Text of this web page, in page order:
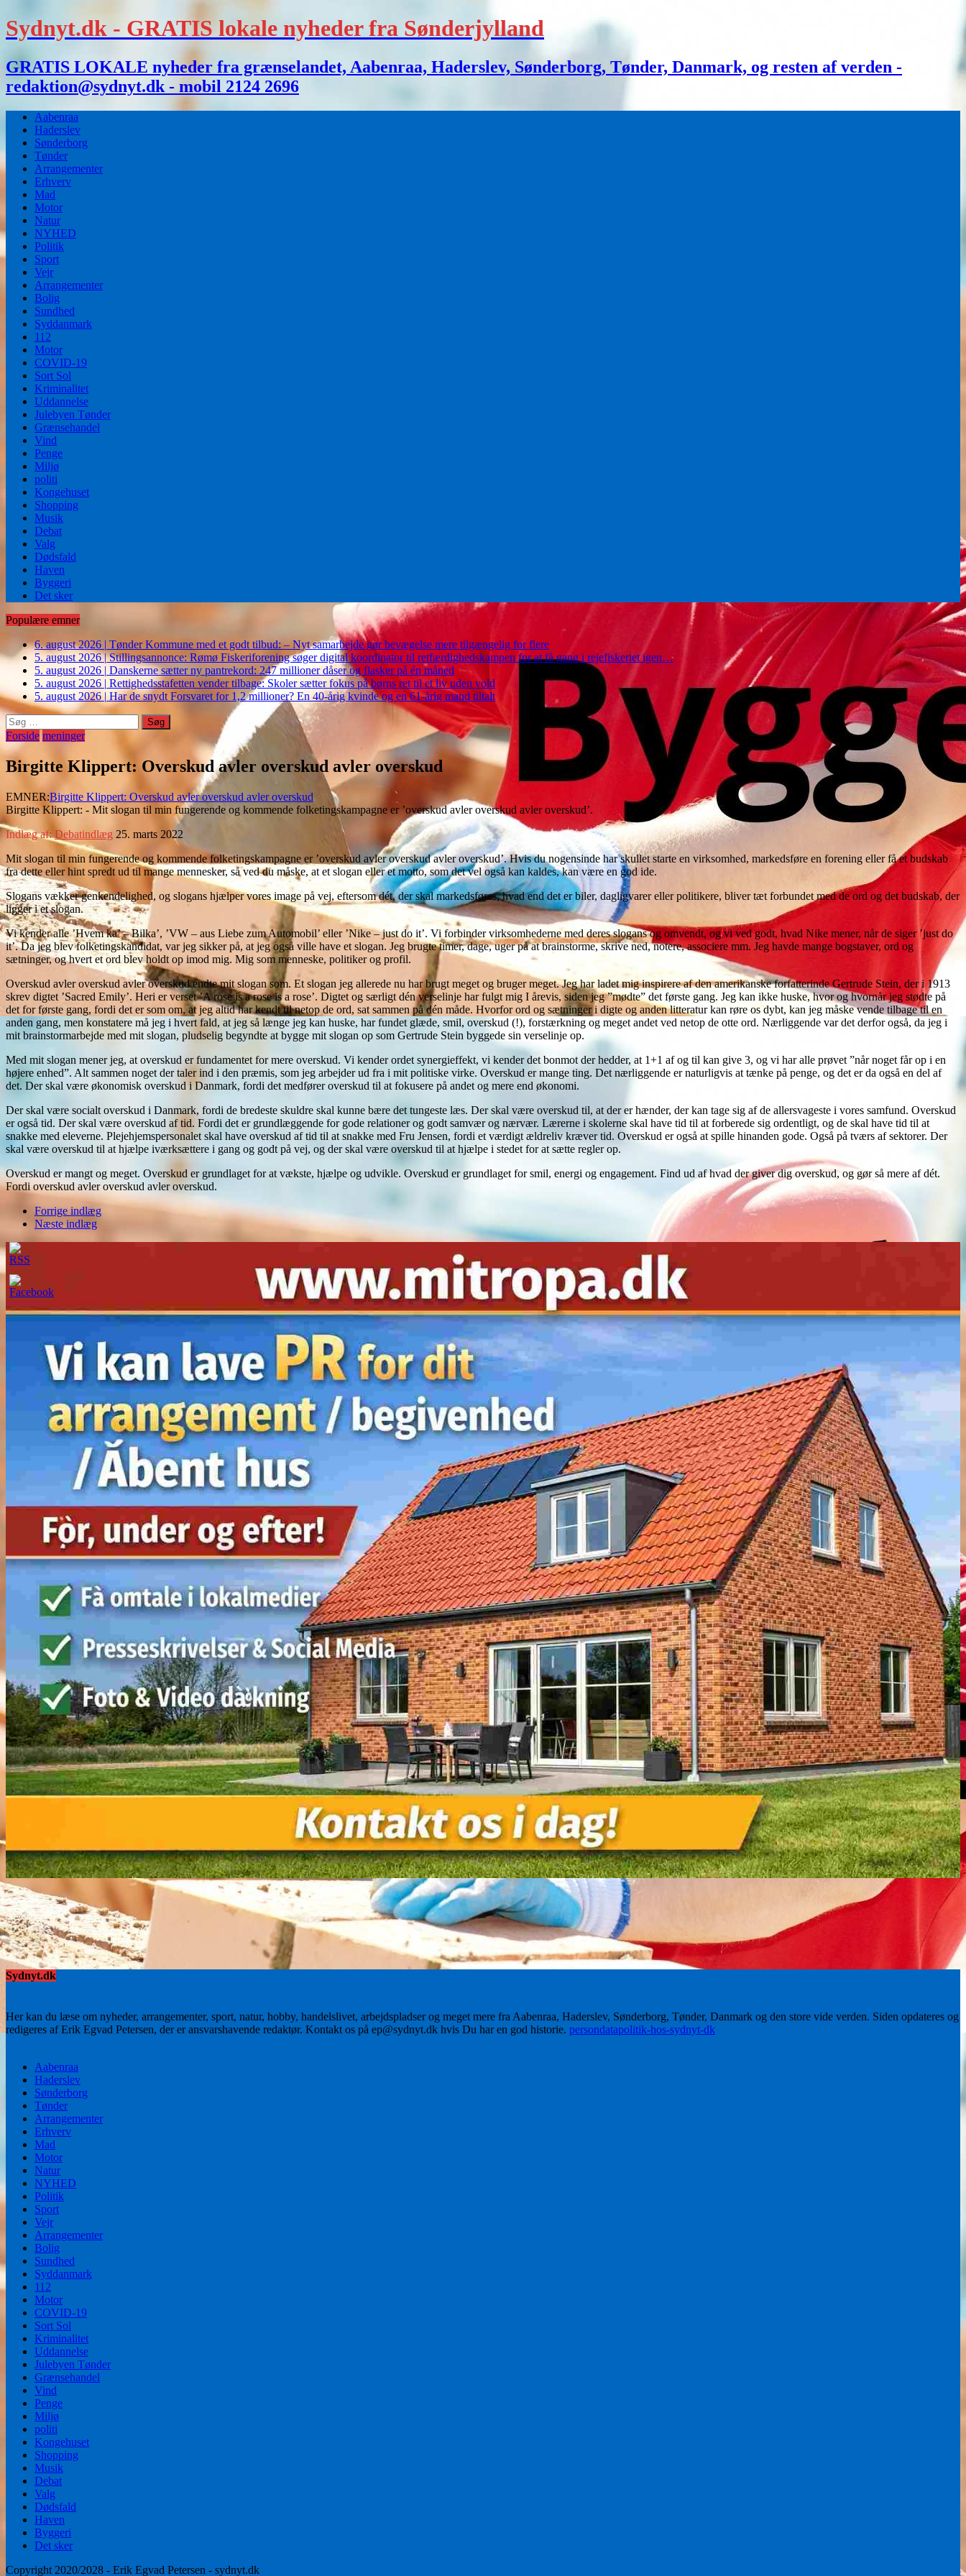
Sydnyt.dk - GRATIS lokale nyheder fra Sønderjylland
GRATIS LOKALE nyheder fra grænselandet, Aabenraa, Haderslev, Sønderborg, Tønder, Danmark, og resten af verden -
redaktion@sydnyt.dk - mobil 2124 2696
Aabenraa
Haderslev
Sønderborg
Tønder
Arrangementer
Erhverv
Mad
Motor
Natur
NYHED
Politik
Sport
Vejr
Arrangementer
Bolig
Sundhed
Syddanmark
112
Motor
COVID-19
Sort Sol
Kriminalitet
Uddannelse
Julebyen Tønder
Grænsehandel
Vind
Penge
Miljø
politi
Kongehuset
Shopping
Musik
Debat
Valg
Dødsfald
Haven
Byggeri
Det sker
Populære emner
6. august 2026 | Tønder Kommune med et godt tilbud: – Nyt samarbejde gør bevægelse mere tilgængelig for flere
5. august 2026 | Stillingsannonce: Rømø Fiskeriforening søger digital koordinator til retfærdighedskampen for at få gang i rejefiskeriet igen…
5. august 2026 | Danskerne sætter ny pantrekord: 247 millioner dåser og flasker på én måned
5. august 2026 | Rettighedsstafetten vender tilbage: Skoler sætter fokus på børns ret til et liv uden vold
5. august 2026 | Har de snydt Forsvaret for 1,2 millioner? En 40-årig kvinde og en 61-årig mand tiltalt
Søg
efter:
Forside meninger
Birgitte Klippert: Overskud avler overskud avler overskud
EMNER:Birgitte Klippert: Overskud avler overskud avler overskud
Birgitte Klippert: - Mit slogan til min fungerende og kommende folketingskampagne er ’overskud avler overskud avler overskud’.
Indlæg af:Debatindlæg 25. marts 2022
Mit slogan til min fungerende og kommende folketingskampagne er ’overskud avler overskud avler overskud’. Hvis du nogensinde har skullet starte en virksomhed, markedsføre en forening eller få et budskab
fra dette eller hint spredt ud til mange mennesker, så ved du måske, at et slogan eller et motto, som det vel også kan kaldes, kan være en god ide.
Slogans vækker genkendelighed, og slogans hjælper vores image på vej, eftersom dét, der skal markedsføres, hvad end det er biler, dagligvarer eller politikere, bliver tæt forbundet med de ord og det budskab, der
ligger i et slogan.
Vi kender alle ’Hvem ka’ – Bilka’, ’VW – aus Liebe zum Automobil’ eller ’Nike – just do it’. Vi forbinder virksomhederne med deres slogans og omvendt, og vi ved godt, hvad Nike mener, når de siger ’just do
it’. Da jeg blev folketingskandidat, var jeg sikker på, at jeg også ville have et slogan. Jeg brugte timer, dage, uger på at brainstorme, skrive ned, notere, associere mm. Jeg havde mange bogstaver, ord og
sætninger, og hvert et ord blev holdt op imod mig. Mig som menneske, politiker og profil.
Overskud avler overskud avler overskud endte mit slogan som. Et slogan jeg allerede nu har brugt meget og bruger meget. Jeg har ladet mig inspirere af den amerikanske forfatterinde Gertrude Stein, der i 1913
skrev digtet ’Sacred Emily’. Heri er verset ’A rose is a rose is a rose’. Digtet og særligt dén verselinje har fulgt mig I årevis, siden jeg ”mødte” det første gang. Jeg kan ikke huske, hvor og hvornår jeg stødte på
det for første gang, fordi det er som om, at jeg altid har kendt til netop de ord, sat sammen på dén måde. Hvorfor ord og sætninger i digte og anden litteratur kan røre os dybt, kan jeg måske vende tilbage til en
anden gang, men konstatere må jeg i hvert fald, at jeg så længe jeg kan huske, har fundet glæde, smil, overskud (!), forstærkning og meget andet ved netop de otte ord. Nærliggende var det derfor også, da jeg i
mit brainstormarbejde med mit slogan, pludselig begyndte at bygge mit slogan op som Gertrude Stein byggede sin verselinje op.
Med mit slogan mener jeg, at overskud er fundamentet for mere overskud. Vi kender ordet synergieffekt, vi kender det bonmot der hedder, at 1+1 af og til kan give 3, og vi har alle prøvet ”når noget får op i en
højere enhed”. Alt sammen noget der taler ind i den præmis, som jeg arbejder ud fra i mit politiske virke. Overskud er mange ting. Det nærliggende er naturligvis at tænke på penge, og det er da også en del af
det. Der skal være økonomisk overskud i Danmark, fordi det medfører overskud til at fokusere på andet og mere end økonomi.
Der skal være socialt overskud i Danmark, fordi de bredeste skuldre skal kunne bære det tungeste læs. Der skal være overskud til, at der er hænder, der kan tage sig af de allersvageste i vores samfund. Overskud
er også tid. Der skal være overskud af tid. Fordi det er grundlæggende for gode relationer og godt samvær og nærvær. Lærerne i skolerne skal have tid til at forberede sig ordentligt, og de skal have tid til at
snakke med eleverne. Plejehjemspersonalet skal have overskud af tid til at snakke med Fru Jensen, fordi et værdigt ældreliv kræver tid. Overskud er også at spille hinanden gode. Også på tværs af sektorer. Der
skal være overskud til at hjælpe iværksættere i gang og godt på vej, og der skal være overskud til at hjælpe i stedet for at sætte regler op.
Overskud er mangt og meget. Overskud er grundlaget for at vækste, hjælpe og udvikle. Overskud er grundlaget for smil, energi og engagement. Find ud af hvad der giver dig overskud, og gør så mere af dét.
Fordi overskud avler overskud avler overskud.
Forrige indlæg
Næste indlæg
Sydnyt.dk
Her kan du læse om nyheder, arrangementer, sport, natur, hobby, handelslivet, arbejdspladser og meget mere fra Aabenraa, Haderslev, Sønderborg, Tønder, Danmark og den store vide verden. Siden opdateres og
redigeres af Erik Egvad Petersen, der er ansvarshavende redaktør. Kontakt os på ep@sydnyt.dk hvis Du har en god historie. persondatapolitik-hos-sydnyt-dk
Aabenraa
Haderslev
Sønderborg
Tønder
Arrangementer
Erhverv
Mad
Motor
Natur
NYHED
Politik
Sport
Vejr
Arrangementer
Bolig
Sundhed
Syddanmark
112
Motor
COVID-19
Sort Sol
Kriminalitet
Uddannelse
Julebyen Tønder
Grænsehandel
Vind
Penge
Miljø
politi
Kongehuset
Shopping
Musik
Debat
Valg
Dødsfald
Haven
Byggeri
Det sker
Copyright 2020/2028 - Erik Egvad Petersen - sydnyt.dk